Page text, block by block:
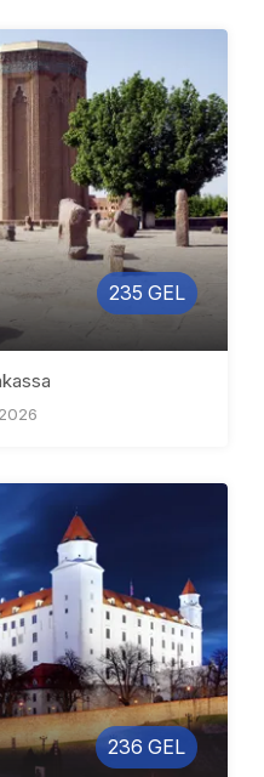
235 GEL
236 GEL